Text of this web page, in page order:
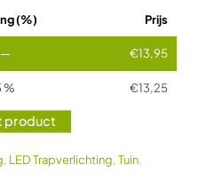
(%) Prijs
— €13,95
% €13,25
product
, LED Trapverlichting,Tuin,